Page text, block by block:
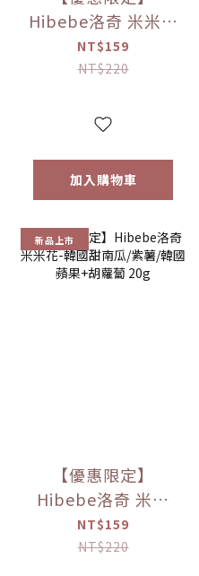
Hibebe洛奇 米米樂
長棒-蘋果/香蕉/花
椰菜/紫薯 30g
40g (12M+)
NT$159
NT$220
加入購物車
新品上市
【優惠限定】
Hibebe洛奇 米米
花-韓國甜南瓜/紫
薯/韓國蘋果+胡蘿
NT$159
NT$220